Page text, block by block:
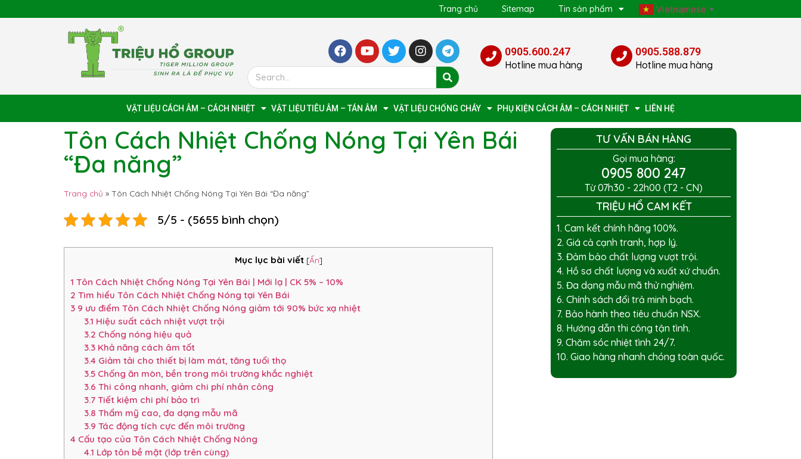
Trang chủ Sitemap Tin sản phẩm Vietnamese ▼
0905.600.247
Hotline mua hàng
0905.588.879
Hotline mua hàng
VẬT LIỆU CÁCH ÂM – CÁCH NHIỆT VẬT LIỆU TIÊU ÂM – TÁN ÂM VẬT LIỆU CHỐNG CHÁY PHỤ KIỆN CÁCH ÂM – CÁCH NHIỆT LIÊN HỆ
Tôn Cách Nhiệt Chống Nóng Tại Yên Bái
“Đa năng”
Trang chủ » Tôn Cách Nhiệt Chống Nóng Tại Yên Bái “Đa năng”
5/5 - (5655 bình chọn)
Mục lục bài viết [Ẩn]
1 Tôn Cách Nhiệt Chống Nóng Tại Yên Bái | Mới lạ | CK 5% – 10%
2 Tìm hiểu Tôn Cách Nhiệt Chống Nóng tại Yên Bái
3 9 ưu điểm Tôn Cách Nhiệt Chống Nóng giảm tới 90% bức xạ nhiệt
3.1 Hiệu suất cách nhiệt vượt trội
3.2 Chống nóng hiệu quả
3.3Khả năng cách âm tốt
3.4 Giảm tải cho thiết bị làm mát, tăng tuổi thọ
3.5Chống ăn mòn, bền trong môi trường khắc nghiệt
3.6 Thi công nhanh, giảm chi phí nhân công
3.7Tiết kiệm chi phí bảo trì
3.8 Thẩm mỹ cao, đa dạng mẫu mã
3.9 Tác động tích cực đến môi trường
4 Cấu tạo của Tôn Cách Nhiệt Chống Nóng
4.1 Lớp tôn bề mặt (lớp trên cùng)
TƯ VẤN BÁN HÀNG
Gọi mua hàng:
0905 800 247
Từ 07h30 - 22h00 (T2 - CN)
TRIỆU HỔ CAM KẾT
1. Cam kết chính hãng 100%.
2. Giá cả cạnh tranh, hợp lý.
3. Đảm bảo chất lượng vượt trội.
4. Hồ sơ chất lượng và xuất xứ chuẩn.
5. Đa dạng mẫu mã thử nghiệm.
6. Chính sách đổi trả minh bạch.
7. Bảo hành theo tiêu chuẩn NSX.
8. Hướng dẫn thi công tận tình.
9. Chăm sóc nhiệt tình 24/7.
10. Giao hàng nhanh chóng toàn quốc.